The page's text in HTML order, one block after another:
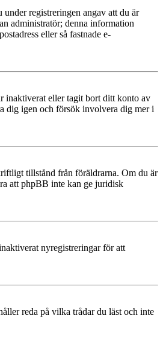
registreringen angav att du är
administratör; denna information
eller så fastnade e-
inaktiverat eller tagit bort ditt konto av
dig igen och försök involvera dig mer i
tillstånd från föräldrarna. Om du är
att phpBB inte kan ge juridisk
nyregistreringar för att
reda på vilka trådar du läst och inte